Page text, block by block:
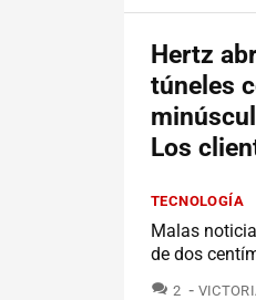
Hertz
túneles
Los
TECNOLOGÍA
Malas
de dos
2